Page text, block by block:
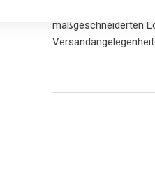
maßgeschneiderten